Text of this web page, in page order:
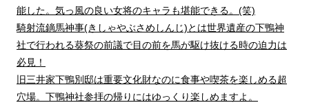
能した。気っ風の良い女将のキャラも堪能できる。(笑)
騎射流鏑馬神事(きしゃやぶさめしんじ)とは世界遺産の下鴨神
社で行われる葵祭の前議で目の前を馬が駆け抜ける時の迫力は
必見！
旧三井家下鴨別邸は重要文化財なのに食事や喫茶を楽しめる超
穴場。下鴨神社参拝の帰りにはゆっくり楽しめますよ。